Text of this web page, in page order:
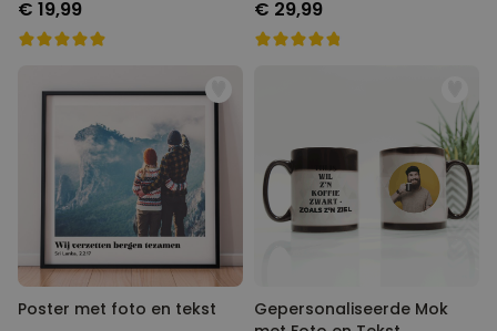
€ 19,99 € 29,99
Poster met foto en tekst
Gepersonaliseerde Mok